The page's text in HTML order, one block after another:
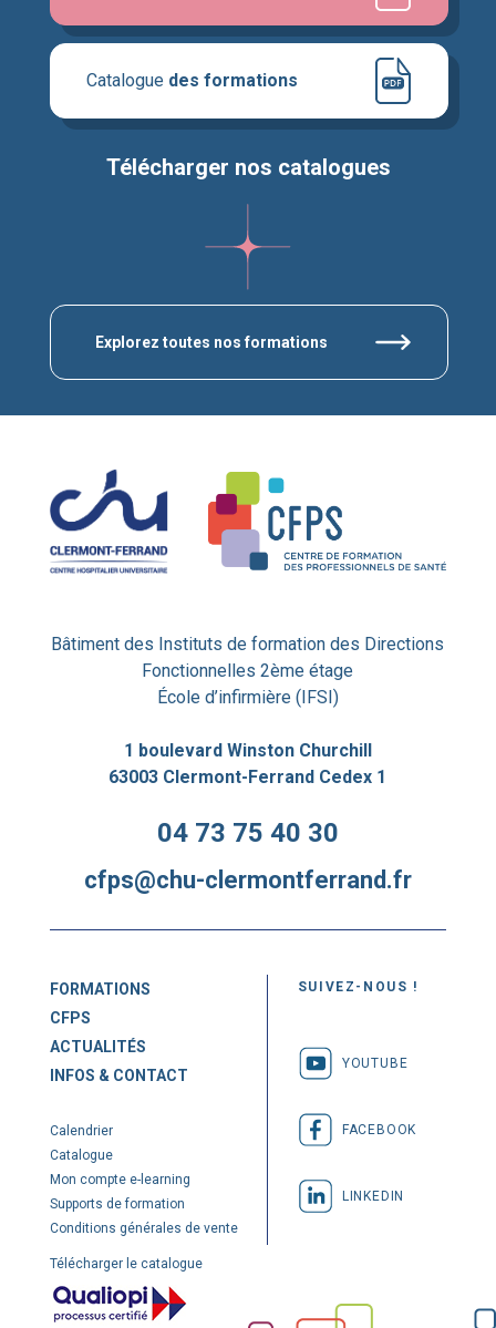
Explorez toutes nos formations
Télécharger nos catalogues
Catalogue des formations
Bâtiment des Instituts de formation des Directions
Fonctionnelles 2ème étage
École d’infirmière (IFSI)
1 boulevard Winston Churchill
63003 Clermont-Ferrand Cedex 1
04 73 75 40 30
cfps@chu-clermontferrand.fr
FORMATIONS
CFPS
ACTUALITÉS
INFOS & CONTACT
Calendrier
Catalogue
Mon compte e-learning
Supports de formation
Conditions générales de vente
Télécharger le catalogue
SUIVEZ-NOUS !
YOUTUBE
FACEBOOK
LINKEDIN